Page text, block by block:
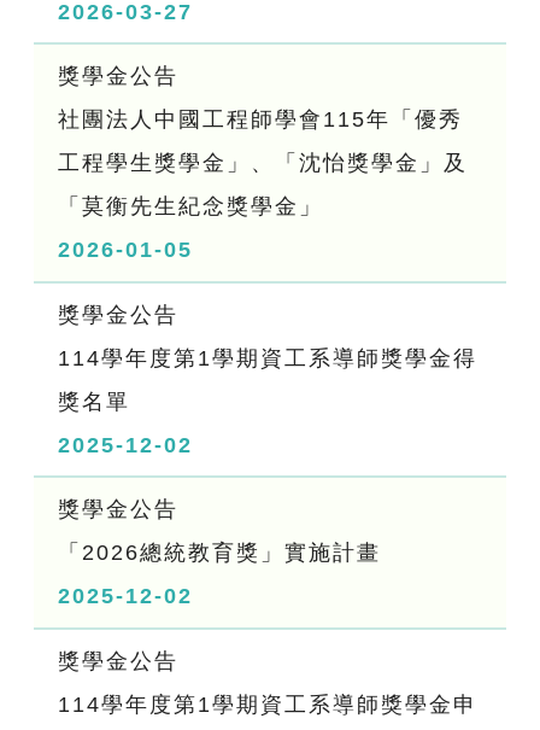
2026-03-27
獎學金公告
社團法人中國工程師學會115年「優秀
工程學生獎學金」、「沈怡獎學金」及
「莫衡先生紀念獎學金」
2026-01-05
獎學金公告
114學年度第1學期資工系導師獎學金得
獎名單
2025-12-02
獎學金公告
「2026總統教育獎」實施計畫
2025-12-02
獎學金公告
114學年度第1學期資工系導師獎學金申